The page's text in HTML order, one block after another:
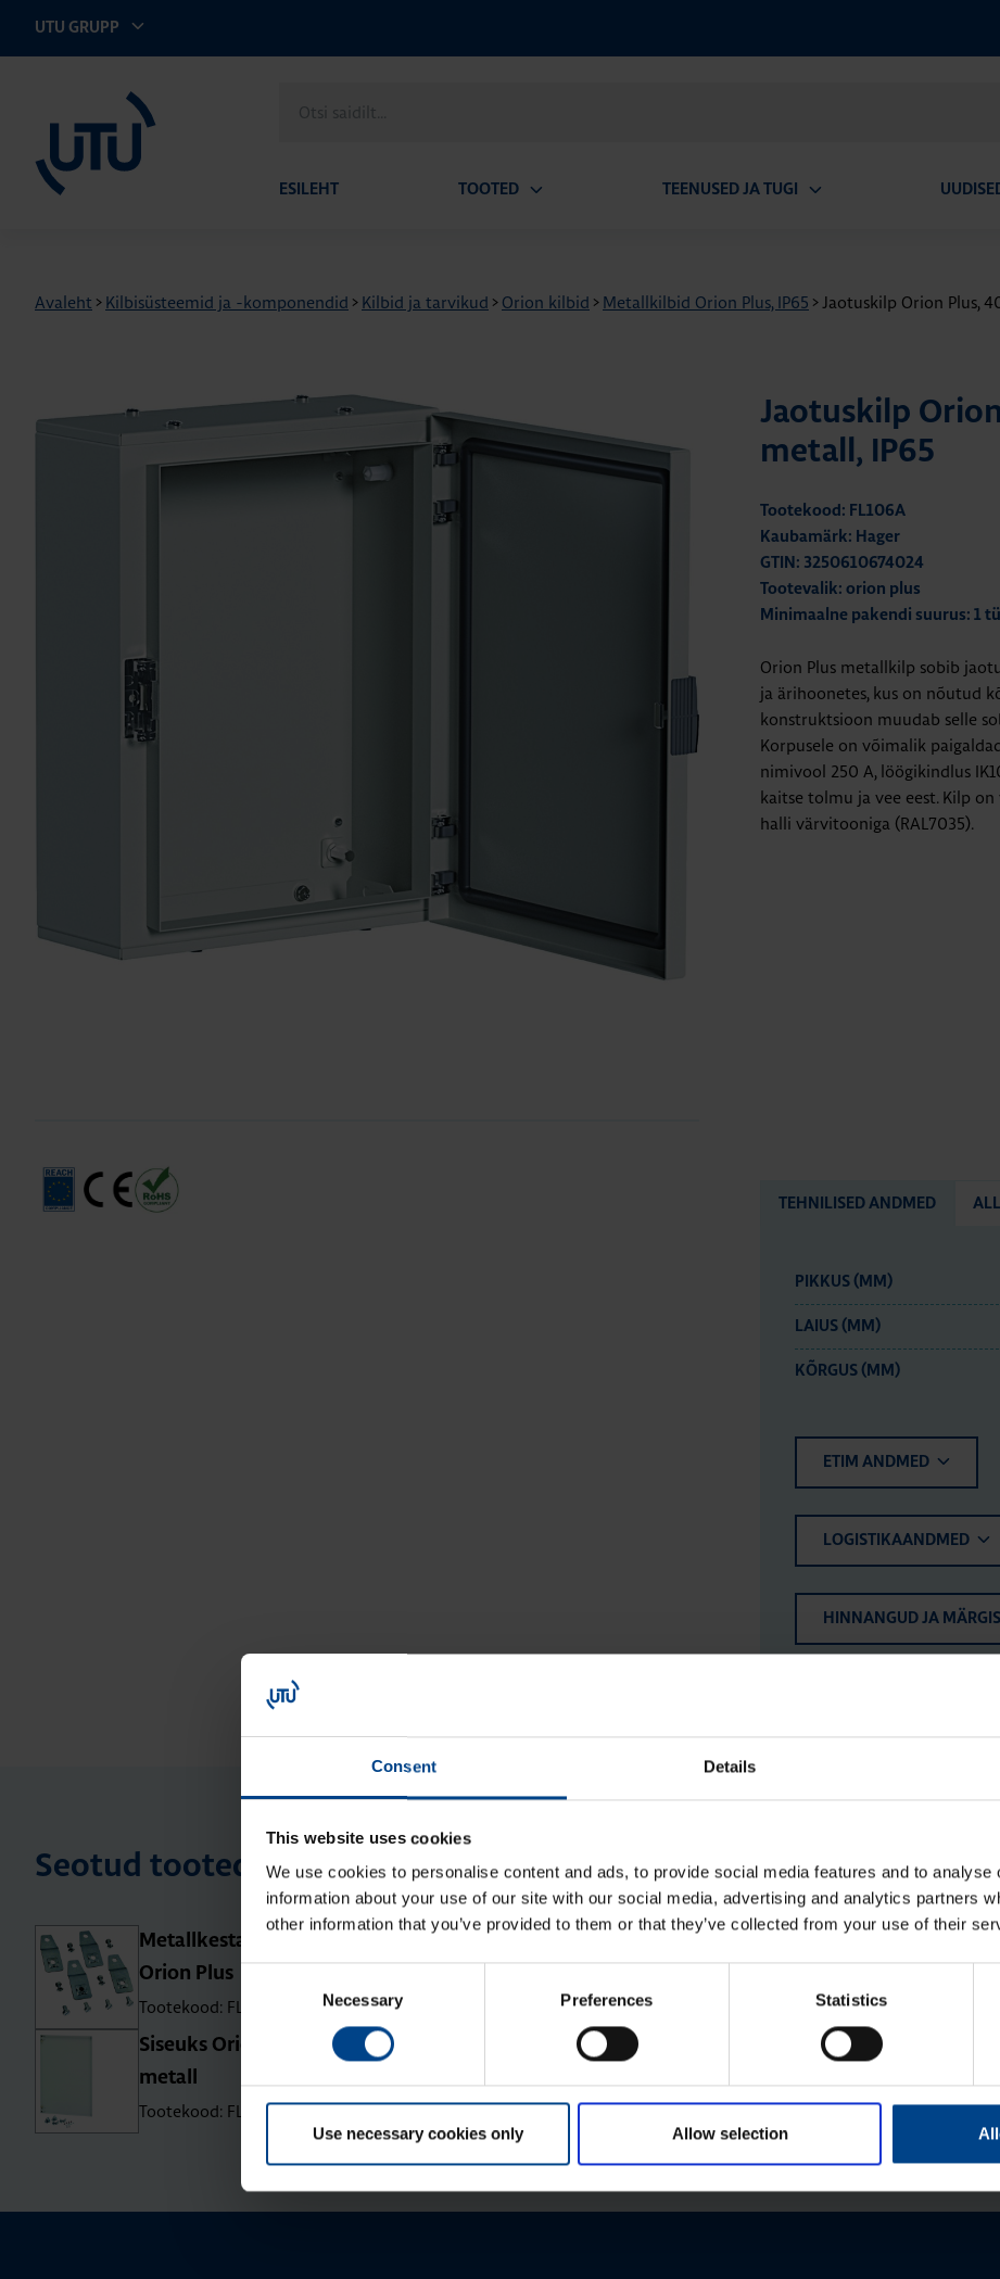
Consent Details
This website uses cookies
We use cookies to personalise content and ads, to provide social media features and to
information about your use of our site with our social media, advertising and analytics partners
other information that you’ve provided to them or that they’ve collected from your use of their
Necessary Preferences Statistics
Use necessary cookies only Allow selection
UTU GRUPP
saidilt
ESILEHT TOOTED TEENUSED JA TUGI
Avaleht > Kilbisüsteemid ja -komponendid > Kilbid ja tarvikud > Orion kilbid > Metallkilbid Orion Plus, IP65 >Jaotuskilp Orion Plus,
Jaotuskilp
metall, IP65
Tootekood: FL106A
Kaubamärk: Hager
GTIN: 3250610674024
Tootevalik: orion plus
Minimaalne pakendi suurus: 1
Orion Plus metallkilp sobib
ja ärihoonetes, kus on nõutud
konstruktsioon muudab selle
Korpusele on võimalik
nimivool 250 A, löögikindlus
kaitse tolmu ja vee eest. Kilp
halli värvitooniga (RAL7035).
TEHNILISED ANDMED
PIKKUS (MM)
LAIUS (MM)
KÕRGUS (MM)
ETIM ANDMED
LOGISTIKAANDMED
HINNANGUD JA
Seotud tooted
Metall­kesta kin­ni­tus­kõr­vad (4 tk),
Orion Plus
Tootekood: FL85Z
Siseuks Orion Plus, 400×300 mm,
metall
Tootekood: FL545A
Mon­taaž­plaat Orion Plus, 400×300
Tootekood: FL405A